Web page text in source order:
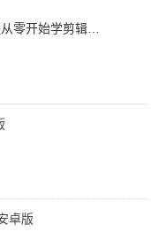
pr视频剪辑教程新手入门从零开始-pr教程从零开始学剪辑全集免费
卓版